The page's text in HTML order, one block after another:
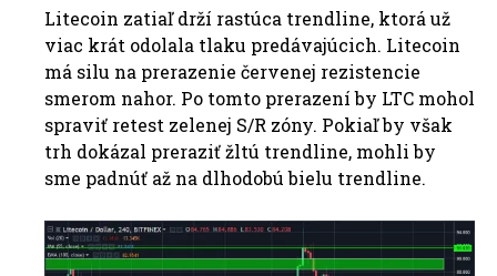
Litecoin zatiaľ drží rastúca trendline, ktorá už
viac krát odolala tlaku predávajúcich. Litecoin
má silu na prerazenie červenej rezistencie
smerom nahor. Po tomto prerazení by LTC mohol
spraviť retest zelenej S/R zóny. Pokiaľ by však
trh dokázal preraziť žltú trendline, mohli by
sme padnúť až na dlhodobú bielu trendline.